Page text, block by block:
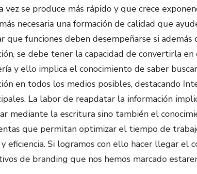
vez se produce más rápido y que crece
necesaria una formación de calidad que
que funciones deben desempeñarse si además
se debe tener la capacidad de convertirla
y ello implica el conocimiento de saber
en todos los medios posibles, destacando
La labor de reapdatar la información
mediante la escritura sino también el
que permitan optimizar el tiempo de
eficiencia. Si logramos con ello hacer llegar el
de branding que nos hemos marcado